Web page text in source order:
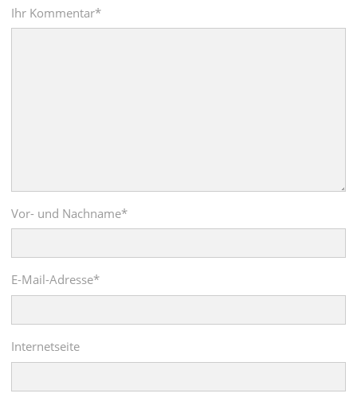
Ihr Kommentar*
Vor- und Nachname*
E-Mail-Adresse*
Internetseite